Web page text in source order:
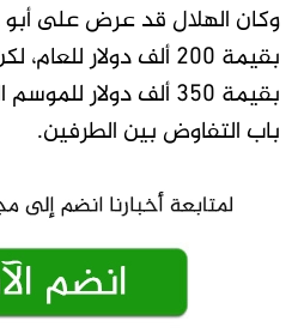
وكان الهلال قد عرض على
بقيمة 200 ألف دولار
بقيمة 350 ألف دولار
باب التفاوض بين الطرفين.